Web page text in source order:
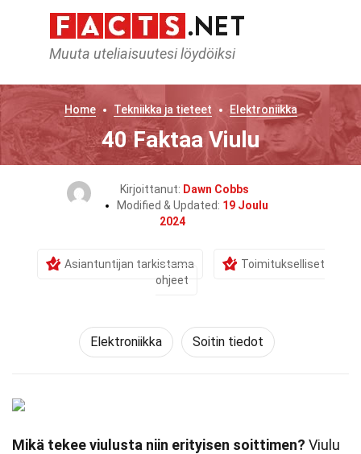
Muuta uteliaisuutesi löydöiksi
Home Tekniikka ja tieteet Elektroniikka
40 Faktaa Viulu
Kirjoittanut: Dawn Cobbs
Modified & Updated: 19 Joulu
2024
Asiantuntijan tarkistama
Toimitukselliset
ohjeet
Elektroniikka Soitin tiedot
Mikä tekee viulusta niin erityisen soittimen? Viulu